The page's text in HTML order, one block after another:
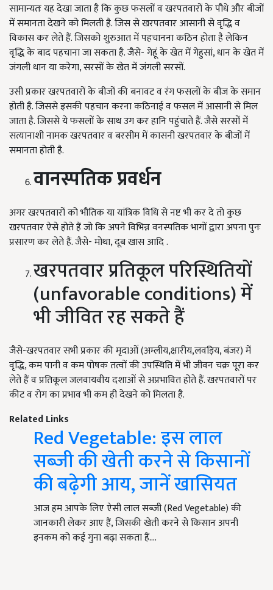
सामान्यतः यह देखा जाता है कि कुछ फसलों व खरपतवारों के पौधे और बीजों
में समानता देखने को मिलती है. जिस से खरपतवार आसानी से वृद्धि व
विकास कर लेते हैं. जिसको शुरुआत में पहचानना कठिन होता है लेकिन
वृद्धि के बाद पहचाना जा सकता है. जैसे- गेहूं के खेत में गेहुसां, धान के खेत में
जंगली धान या करेगा, सरसों के खेत में जंगली सरसों.
उसी प्रकार खरपतवारों के बीजों की बनावट व रंग फसलों के बीज के समान
होती है. जिससे इसकी पहचान करना कठिनाई व फसल में आसानी से मिल
जाता है. जिससे ये फसलों के साथ उग कर हानि पहुंचाते हैं. जैसे सरसों में
सत्यानाशी नामक खरपतवार व बरसीम में कासनी खरपतवार के बीजों में
समानता होती है.
वानस्पतिक प्रवर्धन
अगर खरपतवारों को भौतिक या यांत्रिक विधि से नष्ट भी कर दे तो कुछ
खरपतवार ऐसे होते हैं जो कि अपने विभिन्न वनस्पतिक भागों द्वारा अपना पुनः
प्रसारण कर लेते हैं. जैसे- मोथा, दूब खास आदि .
खरपतवार प्रतिकूल परिस्थितियों
(unfavorable conditions) में
भी जीवित रह सकते हैं
जैसे-खरपतवार सभी प्रकार की मृदाओं (अम्लीय,क्षारीय,लवड़िय, बंजर) में
वृद्धि, कम पानी व कम पोषक तत्वों की उपस्थिति में भी जीवन चक्र पूरा कर
लेते हैं व प्रतिकूल जलवायवीय दशाओं से अप्रभावित होते हैं. खरपतवारों पर
कीट व रोग का प्रभाव भी कम ही देखने को मिलता है.
Related Links
Red Vegetable: इस लाल
सब्जी की खेती करने से किसानों
की बढ़ेगी आय, जानें खासियत
आज हम आपके लिए ऐसी लाल सब्जी (Red Vegetable) की
जानकारी लेकर आए हैं, जिसकी खेती करने से किसान अपनी
इनकम को कई गुना बढ़ा सकता हैं.…